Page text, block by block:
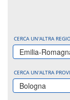
CERCA UN'ALTRA
Emilia-
CERCA UN'ALTRA
Bologna